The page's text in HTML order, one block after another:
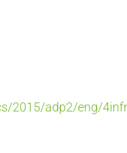
2015/adp2/eng/